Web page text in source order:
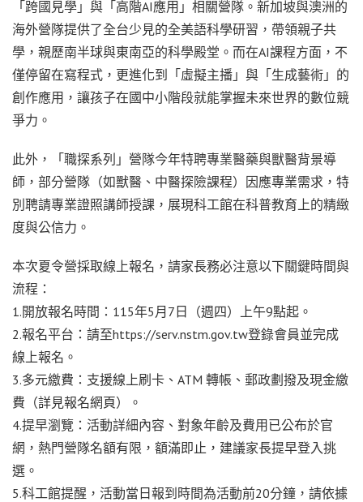
「跨國見學」與「高階AI應用」相關營隊。新加坡與澳洲的
海外營隊提供了全台少見的全美語科學研習，帶領親子共
學，親歷南半球與東南亞的科學殿堂。而在AI課程方面，不
僅停留在寫程式，更進化到「虛擬主播」與「生成藝術」的
創作應用，讓孩子在國中小階段就能掌握未來世界的數位競
爭力。
此外，「職探系列」營隊今年特聘專業醫藥與獸醫背景導
師，部分營隊（如獸醫、中醫探險課程）因應專業需求，特
別聘請專業證照講師授課，展現科工館在科普教育上的精緻
度與公信力。
本次夏令營採取線上報名，請家長務必注意以下關鍵時間與
流程：
1.開放報名時間：115年5月7日（週四）上午9點起。
2.報名平台：請至https://serv.nstm.gov.tw登錄會員並完成
線上報名。
3.多元繳費：支援線上刷卡、ATM 轉帳、郵政劃撥及現金繳
費（詳見報名網頁）。
4.提早瀏覽：活動詳細內容、對象年齡及費用已公布於官
網，熱門營隊名額有限，額滿即止，建議家長提早登入挑
選。
5.科工館提醒，活動當日報到時間為活動前20分鐘，請依據